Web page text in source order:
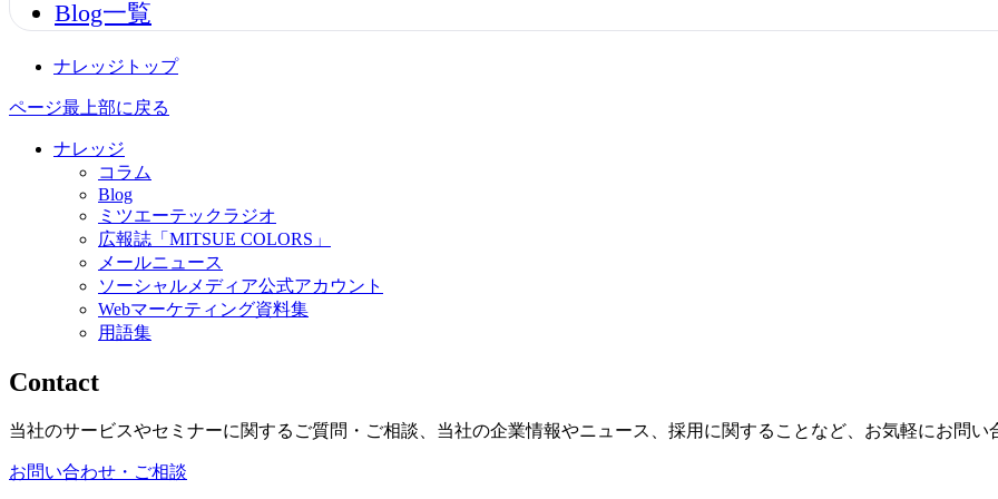
Blog一覧
ナレッジトップ
ページ最上部に戻る
ナレッジ
コラム
Blog
ミツエーテックラジオ
広報誌「MITSUE COLORS」
メールニュース
ソーシャルメディア公式アカウント
Webマーケティング資料集
用語集
Contact
当社のサービスやセミナーに関するご質問・ご相談、当社の企業情報やニュース、採用に関することなど、お気軽にお問い
お問い合わせ・ご相談